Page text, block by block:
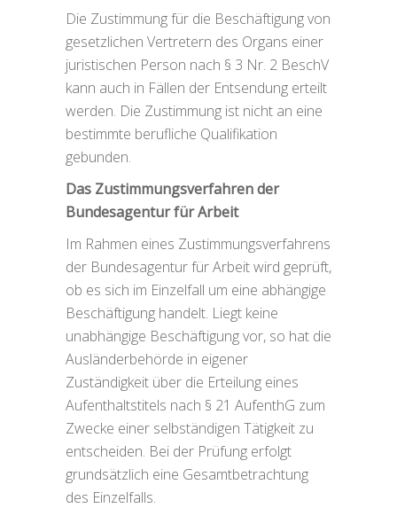
Die Zustimmung für die Beschäftigung von
gesetzlichen Vertretern des Organs einer
juristischen Person nach § 3 Nr. 2 BeschV
kann auch in Fällen der Entsendung erteilt
werden. Die Zustimmung ist nicht an eine
bestimmte berufliche Qualifikation
gebunden.
Das Zustimmungsverfahren der
Bundesagentur für Arbeit
Im Rahmen eines Zustimmungsverfahrens
der Bundesagentur für Arbeit wird geprüft,
ob es sich im Einzelfall um eine abhängige
Beschäftigung handelt. Liegt keine
unabhängige Beschäftigung vor, so hat die
Ausländerbehörde in eigener
Zuständigkeit über die Erteilung eines
Aufenthaltstitels nach § 21 AufenthG zum
Zwecke einer selbständigen Tätigkeit zu
entscheiden. Bei der Prüfung erfolgt
grundsätzlich eine Gesamtbetrachtung
des Einzelfalls.